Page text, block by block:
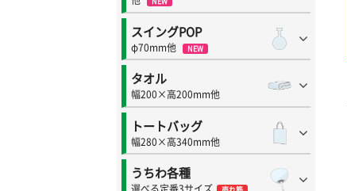
スイングPOP
φ70mm他 NEW
タオル
幅200×高200mm他
トートバッグ
幅280×高340mm他
うちわ各種